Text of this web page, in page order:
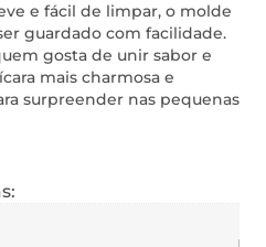
e fácil de limpar, o molde
guardado com facilidade.
gosta de unir sabor e
mais charmosa e
surpreender nas pequenas